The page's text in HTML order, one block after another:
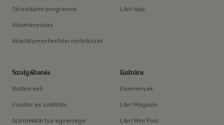
Társadalmi programok
Adományozás
Akadálymentesítési nyilatkozat
Libri App
Szolgáltatás
Boltkereső
Fizetés és szállítás
Ajándékkártya egyenlege
Kultúra
Események
Libri Magazin
Libri Mini Polc